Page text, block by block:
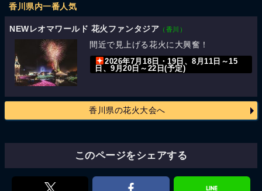
香川県内一番人気
NEWレオマワールド 花火ファンタジア （香川）
間近で見上げる花火に大興奮！
2026年7月18日・19日、8月11日～15
日、9月20日～22日(予定)
香川県の花火大会へ
このページをシェアする